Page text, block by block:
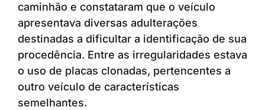
caminhão e constataram que o veículo
apresentava diversas adulterações
destinadas a dificultar a identificação de sua
procedência. Entre as irregularidades estava
o uso de placas clonadas, pertencentes a
outro veículo de características
semelhantes.